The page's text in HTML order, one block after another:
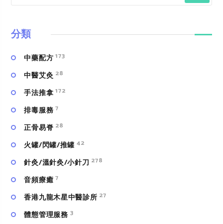
分類
中藥配方 173
中醫艾灸 28
手法推拿 172
排毒服務 7
正骨易脊 28
火罐/閃罐/推罐 42
針灸/溫針灸/小針刀 278
⾳頻療癒 7
香港九龍木星中醫診所 27
體態管理服務 3